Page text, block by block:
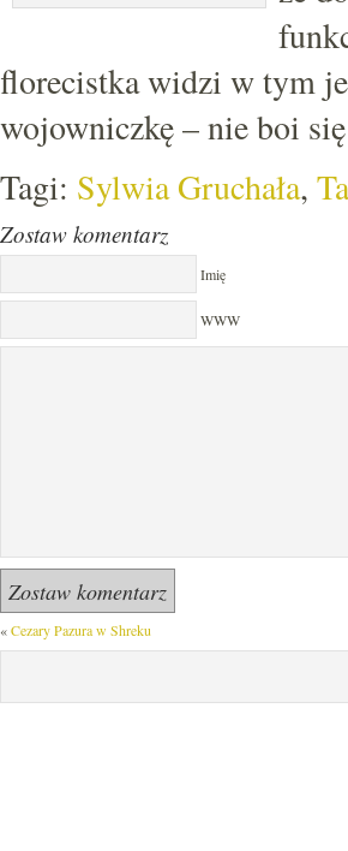
florecistka widzi w tym
wojowniczkę – nie boi
Tagi: Sylwia Gruchała,
Zostaw komentarz
Imię
WWW
«Cezary Pazura w Shreku